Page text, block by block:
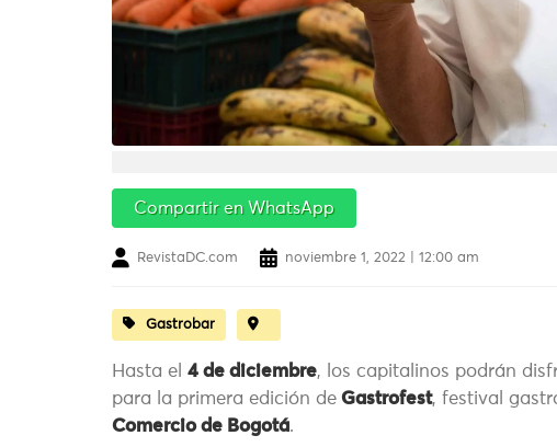
Compartir en WhatsApp
RevistaDC.com noviembre 1, 2022 | 12:00 am
Gastrobar
Hasta el 4 de diciembre, los capitalinos podrán
para la primera edición de Gastrofest, festival
Comercio de Bogotá.